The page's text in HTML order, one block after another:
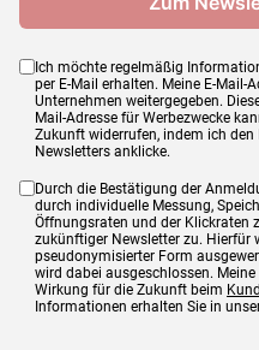
Ich möchte regelmäßig
per E-Mail erhalten. Meine E-Mail-
Unternehmen weitergegeben.
Mail-Adresse für Werbezwecke
Zukunft widerrufen, indem ich den
Newsletters anklicke.
Durch die Bestätigung der
durch individuelle Messung,
Öffnungsraten und der Klickraten
zukünftiger Newsletter zu. Hierfür
pseudonymisierter Form
wird dabei ausgeschlossen.
Wirkung für die Zukunft beim
Informationen erhalten Sie in